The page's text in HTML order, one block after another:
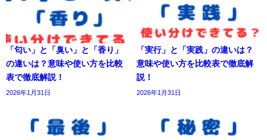
「匂い」と「臭い」と「香り」
の違いは？意味や使い方を比較
表で徹底解説！
2026年1月31日
「実行」と「実践」の違いは？
意味や使い方を比較表で徹底解
説！
2026年1月31日